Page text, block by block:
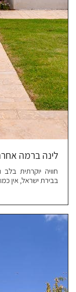
לינה ברמה
חוויה יוקרתית
בבירת ישראל, אין